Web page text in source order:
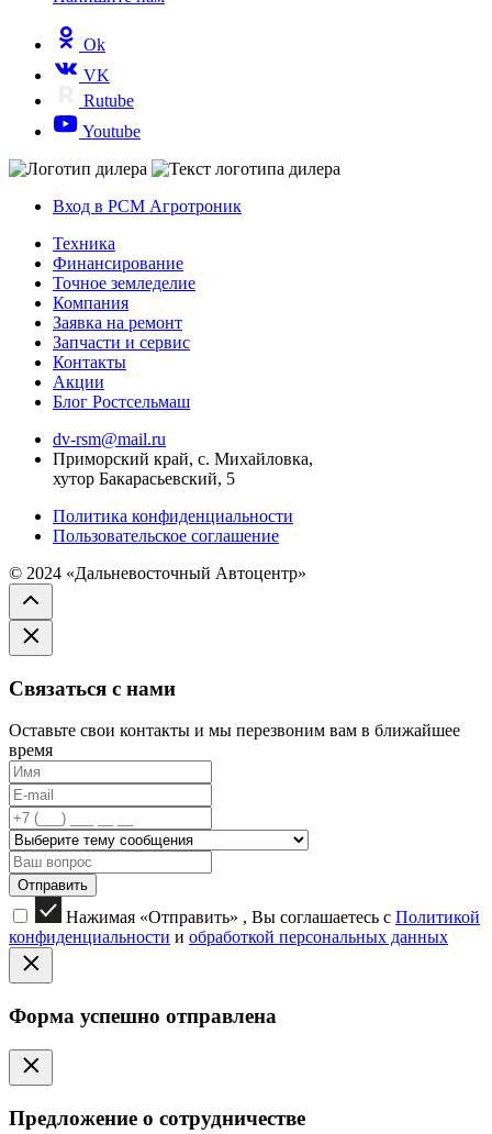
Ok
VK
Rutube
Youtube
Вход в РСМ Агротроник
Техника
Финансирование
Точное земледелие
Компания
Заявка на ремонт
Запчасти и сервис
Контакты
Акции
Блог Ростсельмаш
dv-rsm@mail.ru
Приморский край, с. Михайловка,
хутор Бакарасьевский, 5
Политика конфиденциальности
Пользовательское соглашение
© 2024 «Дальневосточный Автоцентр»
Связаться с нами
Оставьте свои контакты и мы перезвоним вам в ближайшее
время
Отправить
Нажимая «Отправить» , Вы соглашаетесь с Политикой
конфиденциальности и обработкой персональных данных
Форма успешно отправлена
Предложение о сотрудничестве